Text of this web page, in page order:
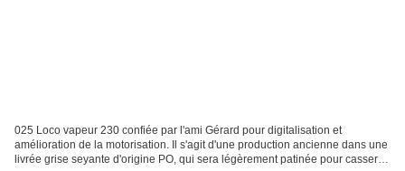
025 Loco vapeur 230 confiée par l'ami Gérard pour digitalisation et
amélioration de la motorisation. Il s'agit d'une production ancienne dans une
livrée grise seyante d'origine PO, qui sera légèrement patinée pour casser